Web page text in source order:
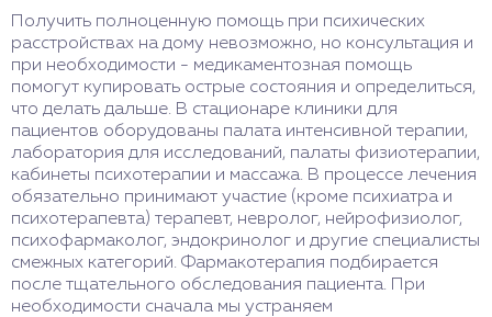
Получить полноценную помощь при психических
расстройствах на дому невозможно, но консультация и
при необходимости - медикаментозная помощь
помогут купировать острые состояния и определиться,
что делать дальше. В стационаре клиники для
пациентов оборудованы палата интенсивной терапии,
лаборатория для исследований, палаты физиотерапии,
кабинеты психотерапии и массажа. В процессе лечения
обязательно принимают участие (кроме психиатра и
психотерапевта) терапевт, невролог, нейрофизиолог,
психофармаколог, эндокринолог и другие специалисты
смежных категорий. Фармакотерапия подбирается
после тщательного обследования пациента. При
необходимости сначала мы устраняем